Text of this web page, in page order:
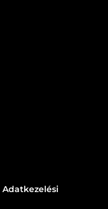
Adatkezelési